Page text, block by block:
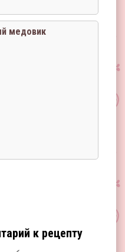
медовик
к рецепту